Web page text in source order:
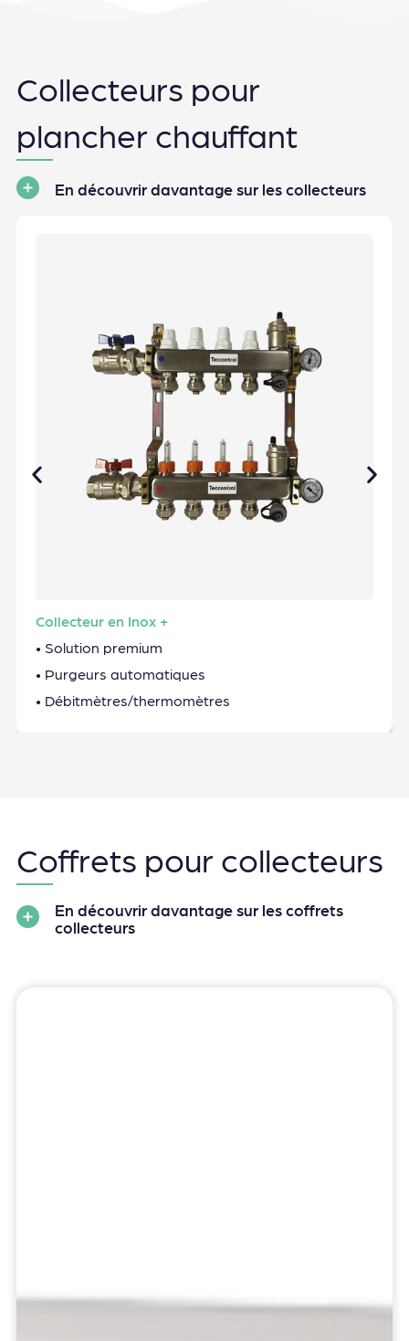
Collecteurs pour
plancher chauffant
En découvrir davantage sur les collecteurs
Collecteur en Inox +
• Solution premium
• Purgeurs automatiques
• Débitmètres/thermomètres
Coffrets pour collecteurs
En découvrir davantage sur les coffrets
collecteurs